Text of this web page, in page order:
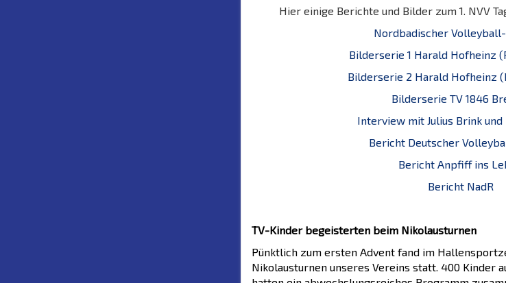
Hier einige Berichte und Bilder zum 1. NVV
Nordbadischer
Bilderserie 1 Harald Hofheinz
Bilderserie 2 Harald Hofheinz
Bilderserie TV 1846
Interview mit Julius Brink
Bericht Deutscher
Bericht Anpfiff ins
Bericht NadR
TV-Kinder begeisterten beim Nikolausturnen
Pünktlich zum ersten Advent fand im
Nikolausturnen unseres Vereins statt. 400 Kinder